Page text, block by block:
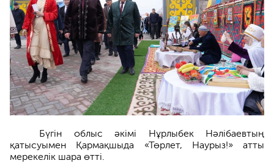
Бүгін облыс әкімі Нұрлыбек Нәлібаевтың
қатысуымен Қармақшыда «Төрлет, Наурыз!» атты
мерекелік шара өтті.